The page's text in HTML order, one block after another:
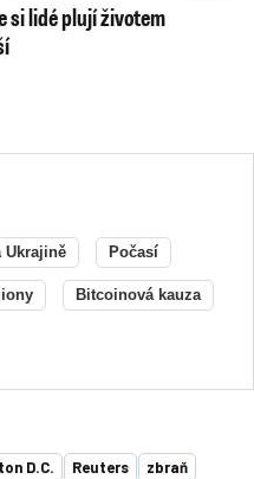
si lidé plují životem
Ukrajině Počasí
Bitcoinová kauza
D.C. Reuters zbraň